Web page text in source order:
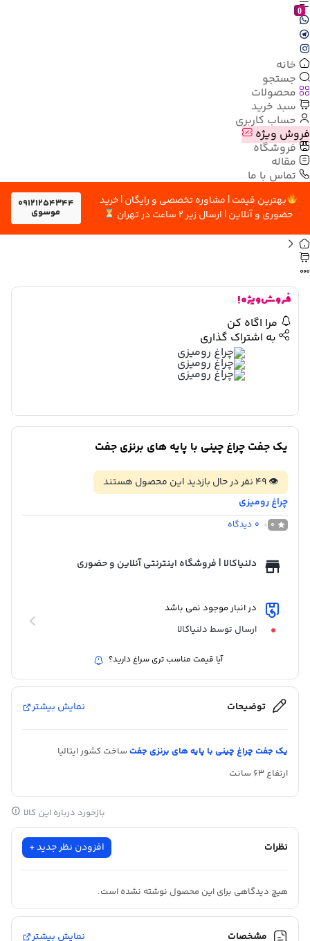
خانه
جستجو
محصولات
سبد خرید
حساب کاربری
فروش ویژه
فروشگاه
مقاله
تماس با ما
بهترین قیمت | مشاوره تخصصی و رایگان | خرید
حضوری و آنلاین | ارسال زیر 2 ساعت در تهران
09121254344
موسوی
0
فروش ویژه !
مرا اگاه کن
به اشتراک گذاری
یک جفت چراغ چینی با پایه های برنزی جفت
👁
49 نفر در حال بازدید این محصول هستند
چراغ رومیزی
0
0 دیدگاه
دلنیاکالا | فروشگاه اینترنتی آنلاین و حضوری
در انبار موجود نمی باشد
ارسال توسط دلنیاکالا
آیا قیمت مناسب تری سراغ دارید؟
توضیحات نمایش بیشتر
یک جفت چراغ چینی با پایه های برنزی جفتساخت کشور ایتالیا
ارتفاع ۶۳ سانت
بازخورد درباره این کالا
نظرات افزودن نظر جدید +
هیچ دیدگاهی برای این محصول نوشته نشده است.
مشخصات نمایش بیشتر